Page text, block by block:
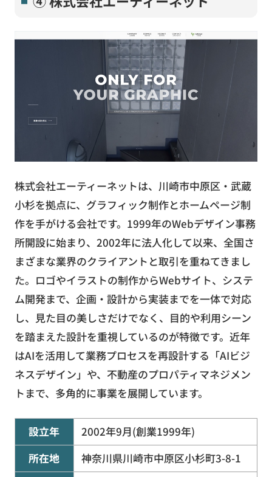
株式会社エーティーネットは、川崎市中原区・武蔵
小杉を拠点に、グラフィック制作とホームページ制
作を手がける会社です。1999年のWebデザイン事務
所開設に始まり、2002年に法人化して以来、全国さ
まざまな業界のクライアントと取引を重ねてきまし
た。ロゴやイラストの制作からWebサイト、システ
ム開発まで、企画・設計から実装までを一体で対応
し、見た目の美しさだけでなく、目的や利用シーン
を踏まえた設計を重視しているのが特徴です。近年
はAIを活用して業務プロセスを再設計する「AIビジ
ネスデザイン」や、不動産のプロパティマネジメン
トまで、多角的に事業を展開しています。
設立年
2002年9月(創業1999年)
所在地
神奈川県川崎市中原区小杉町3-8-1